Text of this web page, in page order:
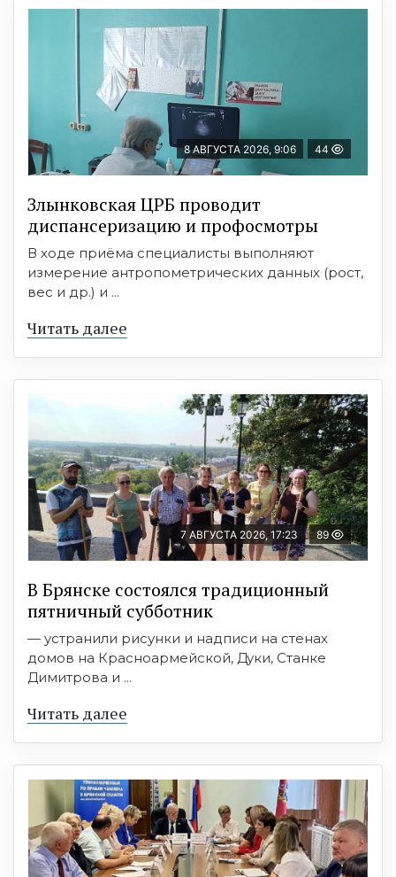
8 АВГУСТА 2026, 9:06 44
Злынковская ЦРБ проводит
диспансеризацию и профосмотры
В ходе приёма специалисты выполняют
измерение антропометрических данных (рост,
вес и др.) и ...
Читать далее
7 АВГУСТА 2026, 17:23 89
В Брянске состоялся традиционный
пятничный субботник
— устранили рисунки и надписи на стенах
домов на Красноармейской, Дуки, Станке
Димитрова и ...
Читать далее